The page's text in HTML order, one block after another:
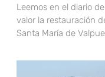
Leemos en el diario
valor la restauración
Santa María de